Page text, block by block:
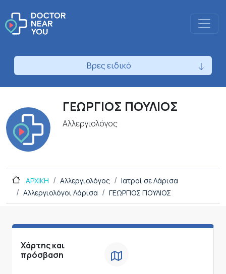
Βρες ειδικό
ΓΕΩΡΓΙΟΣ ΠΟΥΛΙΟΣ
Αλλεργιολόγος
ΑΡΧΙΚΗ Αλλεργιολόγος
Ιατροί σε Λάρισα
Αλλεργιολόγοι Λάρισα
ΓΕΩΡΓΙΟΣ ΠΟΥΛΙΟΣ
Χάρτης και
πρόσβαση